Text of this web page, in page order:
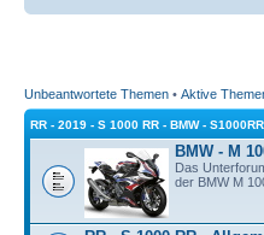
Unbeantwortete Themen • Aktive
RR - 2019 - S 1000 RR - BMW -
BMW - M
Das
der BMW M